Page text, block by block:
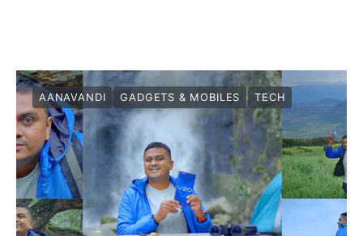
AANAVANDI GADGETS & MOBILES TECH